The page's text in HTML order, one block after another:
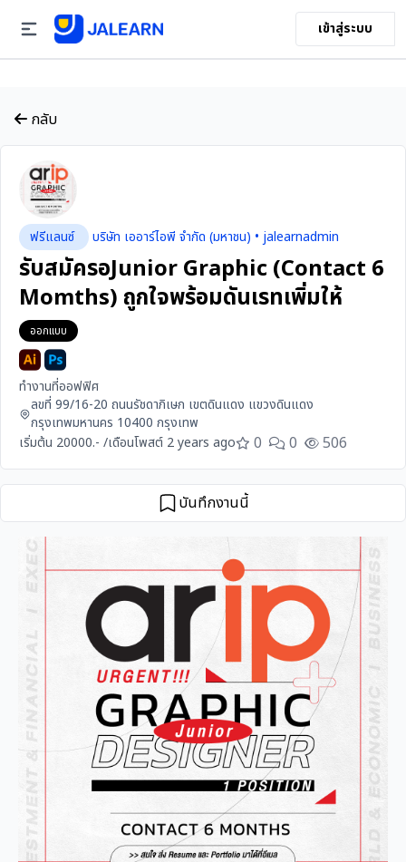
เข้าสู่ระบบ
กลับ
ฟรีแลนซ์ บริษัท เออาร์ไอพี จำกัด (มหาชน) • jalearnadmin
รับสมัครอJunior Graphic (Contact 6
Momths) ถูกใจพร้อมดันเรทเพิ่มให้
ออกแบบ
ทำงานที่ออฟฟิศ
ลขที่ 99/16-20 ถนนรัชดาภิเษก เขตดินแดง แขวงดินแดง
กรุงเทพมหานคร 10400 กรุงเทพ
เริ่มต้น 20000.- /เดือนโพสต์ 2 years ago 0 0 506
บันทึกงานนี้